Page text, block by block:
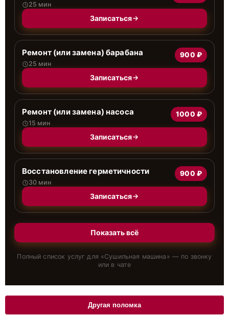
25 мин
Записаться
Ремонт (или замена) барабана
25 мин
900 ₽
Записаться
Ремонт (или замена) насоса
15 мин
1000 ₽
Записаться
Восстановление герметичности
30 мин
900 ₽
Записаться
Показать всё
Полный список услуг для «Сушильная машина » — по звонку
или в чате
Другая поломка